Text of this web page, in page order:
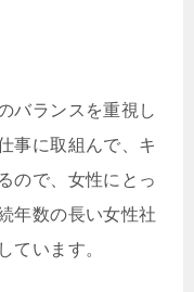
バランスを重視し
事に取組んで、キ
ので、女性にとっ
年数の長い女性社
ています。